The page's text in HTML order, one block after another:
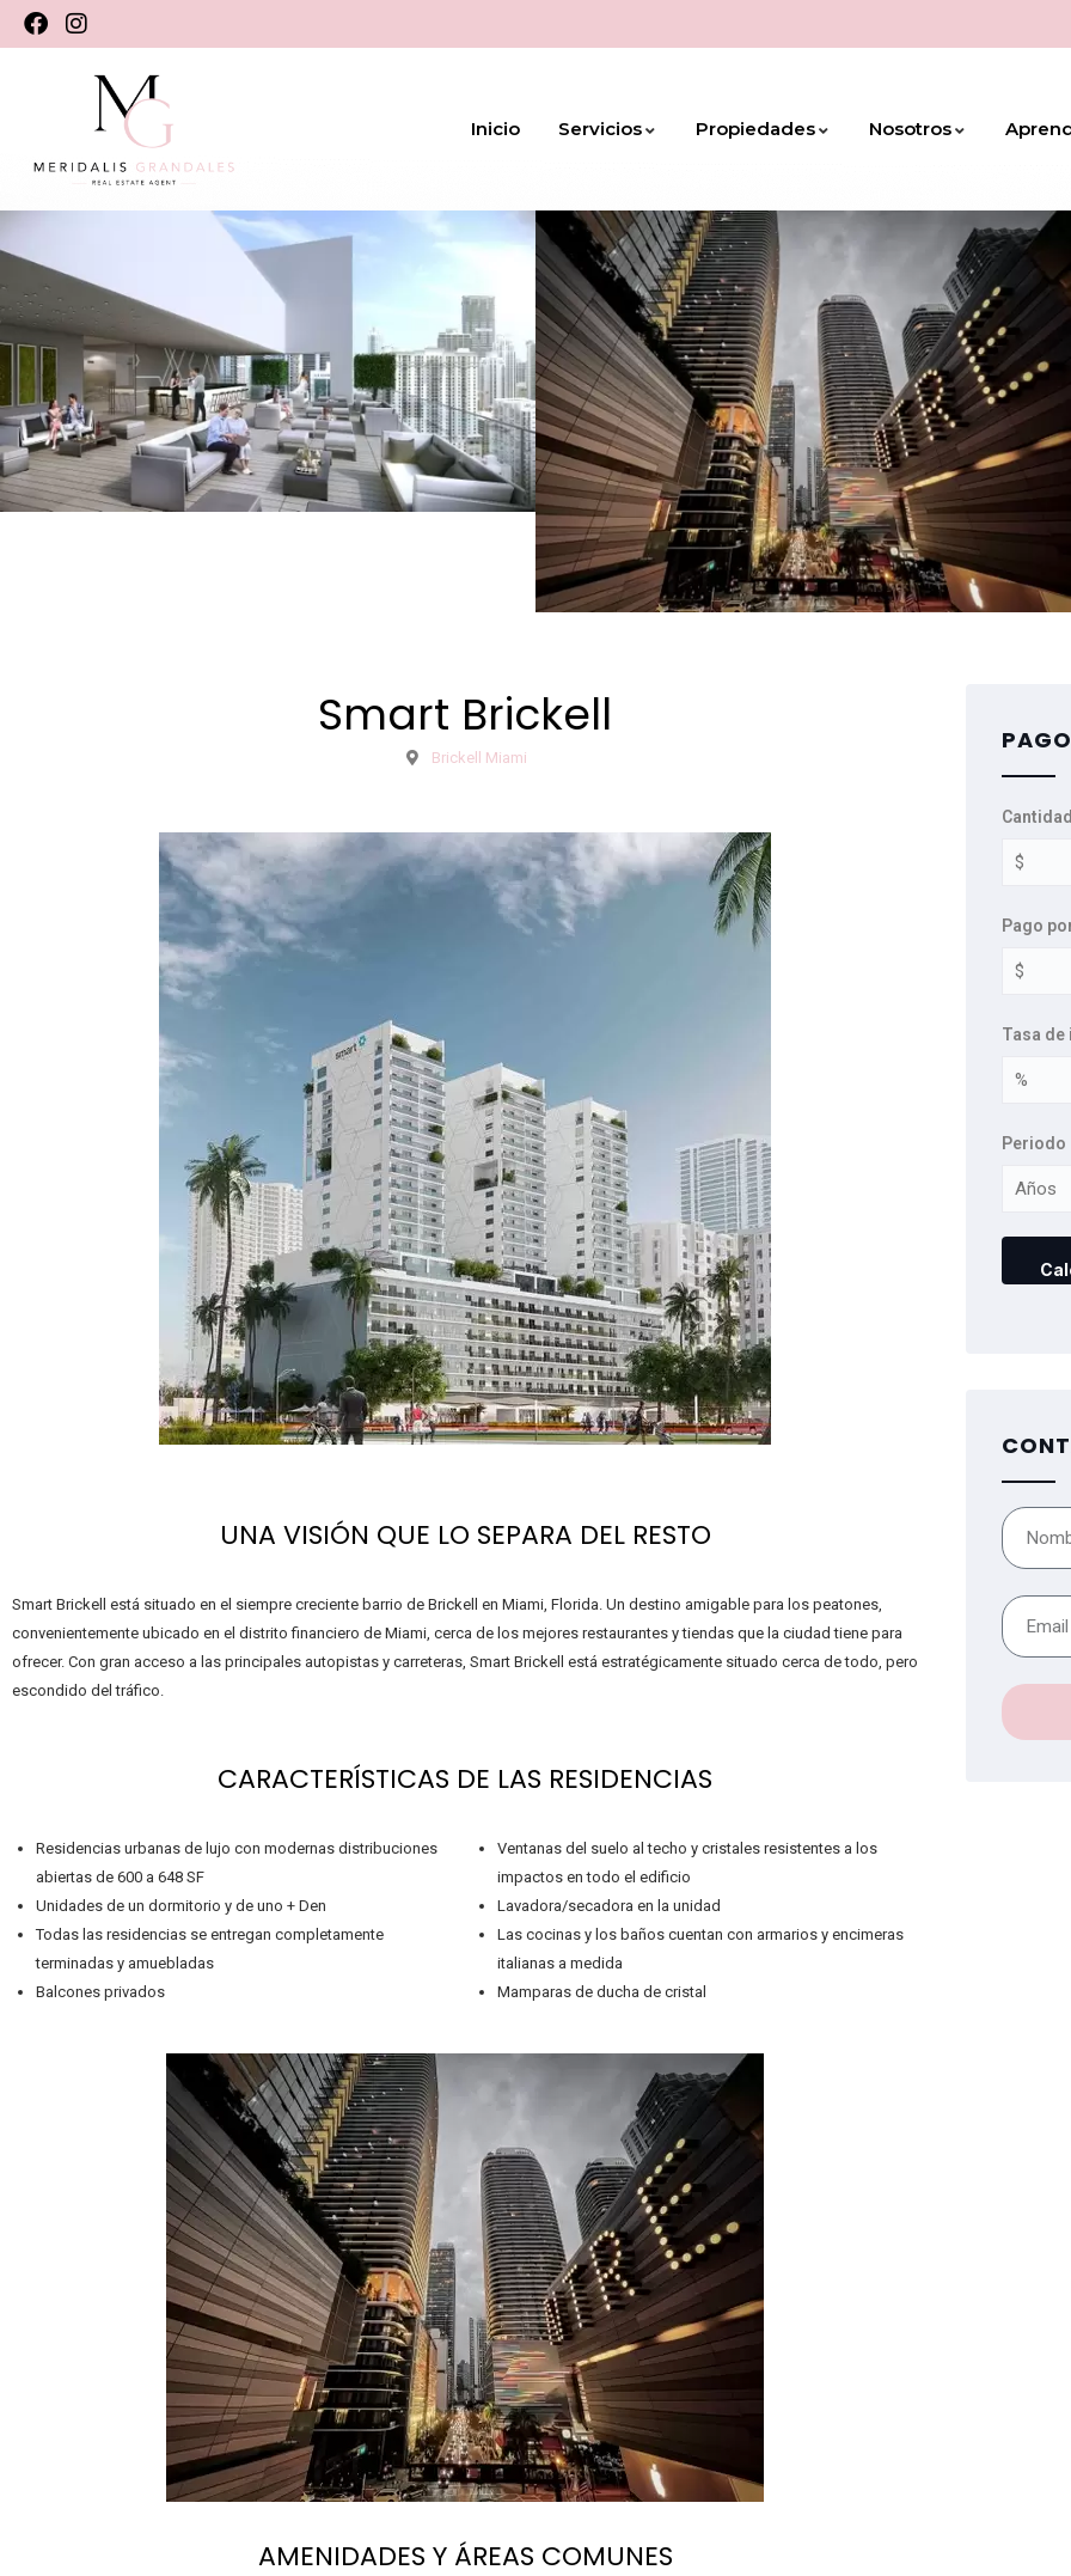
Inicio Servicios Propiedades Nosotros
Smart Brickell
Brickell Miami
UNA VISIÓN QUE LO SEPARA DEL RESTO
Smart Brickell está situado en el siempre creciente barrio de Brickell en Miami, Florida. Un destino amigable para los peatones,
convenientemente ubicado en el distrito financiero de Miami, cerca de los mejores restaurantes y tiendas que la ciudad tiene para
ofrecer. Con gran acceso a las principales autopistas y carreteras, Smart Brickell está estratégicamente situado cerca de todo, pero
escondido del tráfico.
CARACTERÍSTICAS DE LAS RESIDENCIAS
Residencias urbanas de lujo con modernas distribuciones
abiertas de 600 a 648 SF
Unidades de un dormitorio y de uno + Den
Todas las residencias se entregan completamente
terminadas y amuebladas
Balcones privados
Ventanas del suelo al techo y cristales resistentes a los
impactos en todo el edificio
Lavadora/secadora en la unidad
Las cocinas y los baños cuentan con armarios y encimeras
italianas a medida
Mamparas de ducha de cristal
AMENIDADES Y ÁREAS COMUNES
Pago
Tasa de
Periodo